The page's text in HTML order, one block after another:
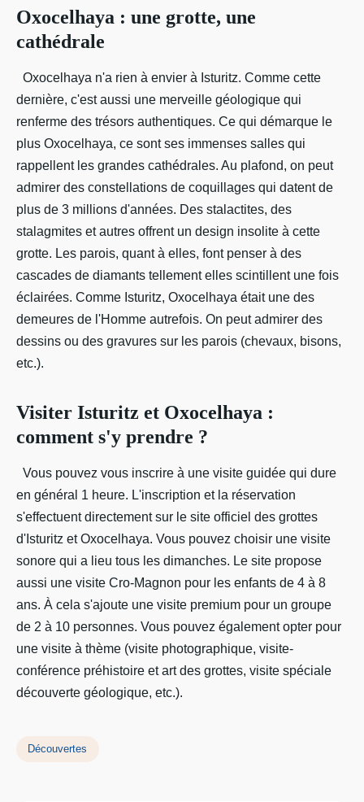
Oxocelhaya : une grotte, une
cathédrale
Oxocelhaya n'a rien à envier à Isturitz. Comme cette
dernière, c'est aussi une merveille géologique qui
renferme des trésors authentiques. Ce qui démarque le
plus Oxocelhaya, ce sont ses immenses salles qui
rappellent les grandes cathédrales. Au plafond, on peut
admirer des constellations de coquillages qui datent de
plus de 3 millions d'années. Des stalactites, des
stalagmites et autres offrent un design insolite à cette
grotte. Les parois, quant à elles, font penser à des
cascades de diamants tellement elles scintillent une fois
éclairées. Comme Isturitz, Oxocelhaya était une des
demeures de l'Homme autrefois. On peut admirer des
dessins ou des gravures sur les parois (chevaux, bisons,
etc.).
Visiter Isturitz et Oxocelhaya :
comment s'y prendre ?
Vous pouvez vous inscrire à une visite guidée qui dure
en général 1 heure. L'inscription et la réservation
s'effectuent directement sur le site officiel des grottes
d'Isturitz et Oxocelhaya. Vous pouvez choisir une visite
sonore qui a lieu tous les dimanches. Le site propose
aussi une visite Cro-Magnon pour les enfants de 4 à 8
ans. À cela s'ajoute une visite premium pour un groupe
de 2 à 10 personnes. Vous pouvez également opter pour
une visite à thème (visite photographique, visite-
conférence préhistoire et art des grottes, visite spéciale
découverte géologique, etc.).
Découvertes